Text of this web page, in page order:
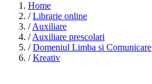
Home
/ Librarie online
/ Auxiliare
/ Auxiliare prescolari
/ Domeniul Limba si Comunicare
/ Kreativ